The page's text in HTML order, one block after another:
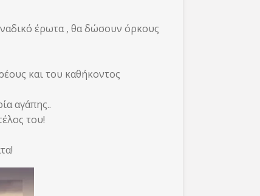
έρωτα , θα δώσουν όρκους
και του καθήκοντος
αγάπης..
του!